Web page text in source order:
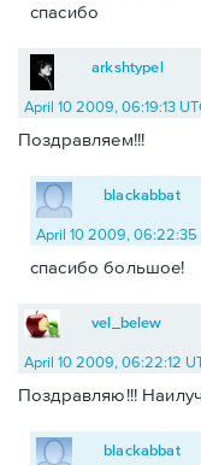
спасибо
arkshtypel
April 10 2009, 06:19:13
Поздравляем!!!
blackabbat
April 10 2009, 06:22:35
спасибо большое!
vel_belew
April 10 2009, 06:22:12
Поздравляю!!!
blackabbat